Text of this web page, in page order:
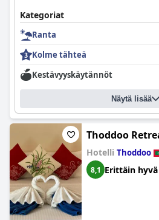
Kategoriat
Ranta
Kolme tähteä
Kestävyyskäytännöt
Näytä lisää
Thoddoo
Hotelli Thoddoo
8,1 Erittäin hyvä